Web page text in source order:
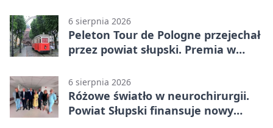
6 sierpnia 2026
Peleton Tour de Pologne przejechał
przez powiat słupski. Premia w
6 sierpnia 2026
Różowe światło w neurochirurgii.
Powiat Słupski finansuje nowy